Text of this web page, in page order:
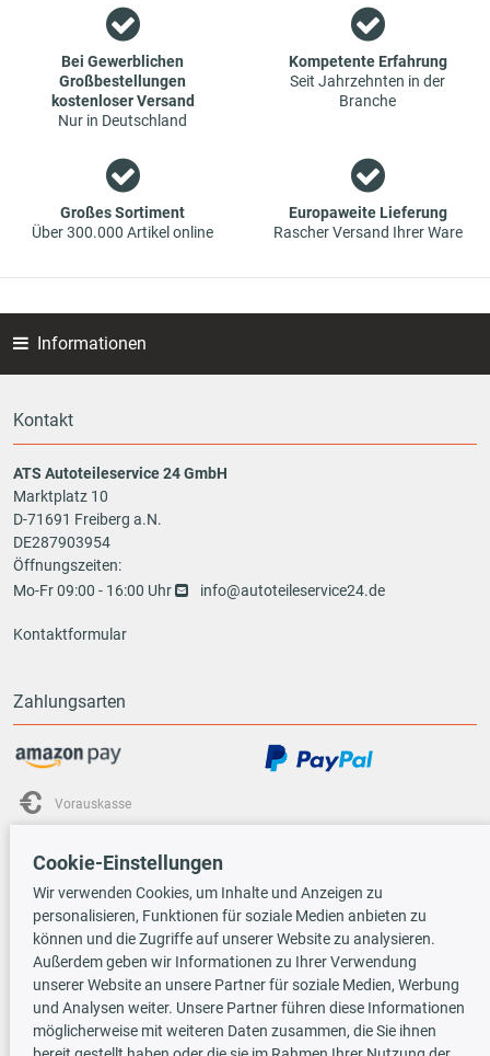
Einzelhandels für Fahrzeug-Ersatzteile. Die Konzentration
liegt bei Verschleißteilen - wir bieten Original-Ersatzteile und
Marken-Ersatzteile von Erstausrüstern zu absoluten Top-
Konditionen an. Dies bedeutet aber auch, dass wenn Sie mal
das gewünschte Ersatzteil in unseren online-Angeboten
nicht finden, Sie uns gerne kontaktieren können. Sie können
garantiert günstigen Preisen.
Bei Gewerblichen
Großbestellungen
kostenloser Versand
Nur in Deutschland
Kompetente Erfahrung
Seit Jahrzehnten in der
Branche
Großes Sortiment
Über 300.000 Artikel online
Europaweite Lieferung
Rascher Versand Ihrer Ware
Informationen
Kontakt
ATS Autoteileservice 24 GmbH
Marktplatz 10
D-71691 Freiberg a.N.
DE287903954
Öffnungszeiten:
Mo-Fr 09:00 - 16:00 Uhr
info@autoteileservice24.de
Kontaktformular
Zahlungsarten
Vorauskasse
Versandarten
TecDoc INSIDE
Cookie-Einstellungen
Wir verwenden Cookies, um Inhalte und Anzeigen zu
personalisieren, Funktionen für soziale Medien anbieten zu
können und die Zugriffe auf unserer Website zu analysieren.
Außerdem geben wir Informationen zu Ihrer Verwendung
unserer Website an unsere Partner für soziale Medien, Werbung
und Analysen weiter. Unsere Partner führen diese Informationen
möglicherweise mit weiteren Daten zusammen, die Sie ihnen